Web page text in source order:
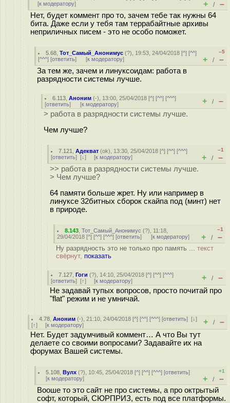
[к модератору] + / –
Нет, будет коммент про то, зачем тебе так нужны 64
бита. Даже если у тебя там террабайтные архивы
неприличных писем - это не особо поможет.
5.68 ,Тот_Самый_Анонимус (?), 19:53, 24/04/2018 [^] [^^]
[^^^] [ответить] [к модератору]
–5
+ / –
За тем же, зачем и линуксоидам: работа в
разрядности системы лучше.
6.113 ,Аноним (-), 13:00, 25/04/2018 [^] [^^] [^^^]
[ответить] [к модератору] + / –
> работа в разрядности системы лучше.
Чем лучше?
7.121 ,Адекват (ok), 13:30, 25/04/2018 [^] [^^] [^^^]
[ответить] [↓] [к модератору]
–1
+ / –
>> работа в разрядности системы лучше.
> Чем лучше?
64 памяти больше жрет. Ну или например в
линуксе 32битных сборок скайпа под (минт) нет
в природе.
8.143 ,Тот_Самый_Анонимус (?), 11:18,
29/04/2018 [^] [^^] [^^^] [ответить] [к модератору]
–1
+ / –
Ну разрядность это не только про память ... текст
свёрнут, показать
7.127 ,Гоги (?), 14:10, 25/04/2018 [^] [^^] [^^^]
[ответить] [↑] [к модератору] + / –
Не задавай тупых вопросов, просто почитай про
"flat" режим и не умничай.
4.78 ,Аноним (-), 21:10, 24/04/2018 [^] [^^] [^^^] [ответить][↓]
[↑] [к модератору] + / –
Нет. Будет задумчивый коммент… А что Вы тут
делаете со своими вопросами? Задавайте их на
форумах Вашей системы.
5.108 ,Вулх (?), 10:45, 25/04/2018 [^] [^^] [^^^] [ответить]
[к модератору]
+1
+ / –
Вооше то это сайт не про системы, а про октрытый
софт, который, СЮРПРИЗ, есть под все платформы.